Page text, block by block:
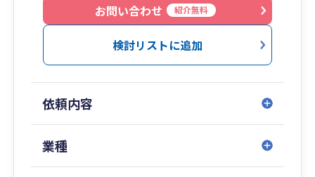
クラウド会計の導入による経理業務や給与計算の
効率化の支援も実施しており、記帳代行も承って
います。
お問い合わせ
紹介無料
検討リストに追加
依頼内容
業種